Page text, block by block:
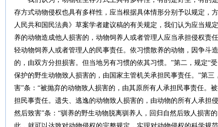
存方式动物侵权也具有多样性，应当根据具体情形分别予以规定，
人民共和国民法典》草案学者建议稿的有关规定，我们认为应当规
养的动物造成他人损害的，动物饲养人或者管理人应当承担侵权责
轻动物饲养人或者管理人的民事责任。依习惯散养的动物，因争斗
的，由双方分担损害。但当地另有习惯的依其习惯。”第二，规定“
保护的野生动物致人损害的，由国家主管机关承担民事责任。”第
害”条：“被抛弃的动物致人损害的，由其原所有人承担民事责任。
担民事责任。遗失、逃逸的动物致人损害的，由动物的所有人承担
然后致害”条：“驯养的野生动物脱离驯养人，回归自然后致人损害